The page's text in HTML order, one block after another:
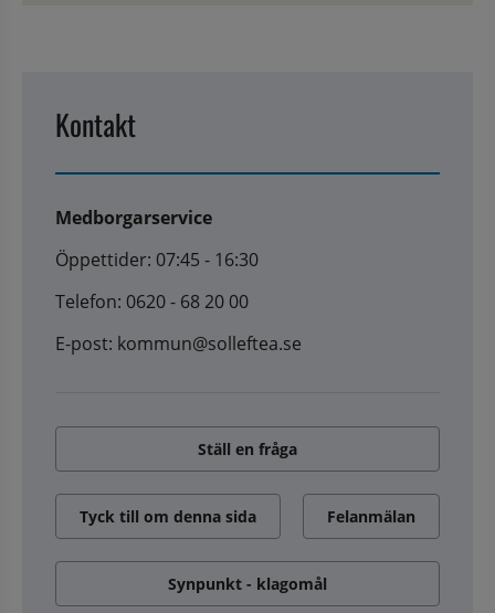
Kontakt
Medborgarservice
Öppettider: 07:45 - 16:30
Telefon: 0620 - 68 20 00
E-post: kommun@solleftea.se
Ställ en fråga
Tyck till om denna sida Felanmälan
Synpunkt - klagomål